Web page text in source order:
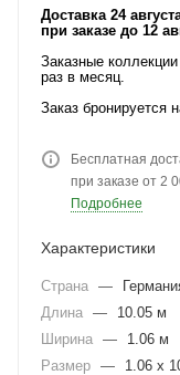
Доставка 24
при заказе до 12
Заказные
раз в месяц.
Заказ бронируется
Бесплатная
при заказе от 2
Подробнее
Характеристики
Страна —
Длина —
10.05 м
Ширина —
1.06 м
Размер —
1.06 x